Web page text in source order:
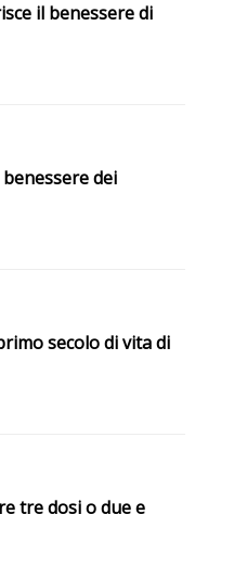
il benessere di
dei
secolo di vita di
tre dosi o due e